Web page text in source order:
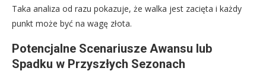
Taka analiza od razu pokazuje, że walka jest zacięta i każdy
punkt może być na wagę złota.
Potencjalne Scenariusze Awansu lub
Spadku w Przyszłych Sezonach